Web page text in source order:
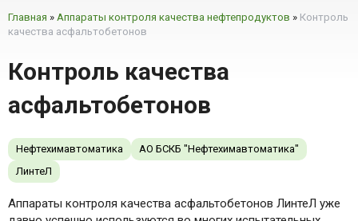
Главная » Аппараты контроля качества нефтепродуктов » Контроль
качества асфальтобетонов
Контроль качества
асфальтобетонов
Нефтехимавтоматика
АО БСКБ "Нефтехимавтоматика"
ЛинтеЛ
Аппараты контроля качества асфальтобетонов ЛинтеЛ уже